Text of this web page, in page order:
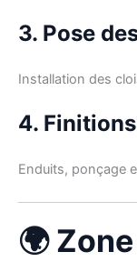
3. Pose
Installation des
4. Finitions
Enduits, ponçage
🌍